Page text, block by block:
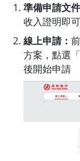
準備申請文件
收入證明即
線上申請：
方案，點選
後開始申請